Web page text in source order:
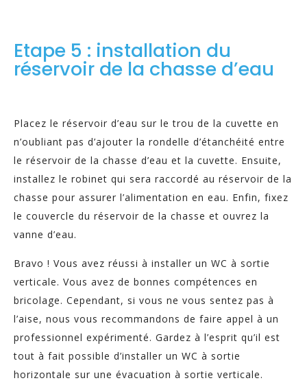
Etape 5 : installation du
réservoir de la chasse d’eau
Placez le réservoir d’eau sur le trou de la cuvette en
n’oubliant pas d’ajouter la rondelle d’étanchéité entre
le réservoir de la chasse d’eau et la cuvette. Ensuite,
installez le robinet qui sera raccordé au réservoir de la
chasse pour assurer l’alimentation en eau. Enfin, fixez
le couvercle du réservoir de la chasse et ouvrez la
vanne d’eau.
Bravo ! Vous avez réussi à installer un WC à sortie
verticale. Vous avez de bonnes compétences en
bricolage. Cependant, si vous ne vous sentez pas à
l’aise, nous vous recommandons de faire appel à un
professionnel expérimenté. Gardez à l’esprit qu’il est
tout à fait possible d’installer un WC à sortie
horizontale sur une évacuation à sortie verticale.